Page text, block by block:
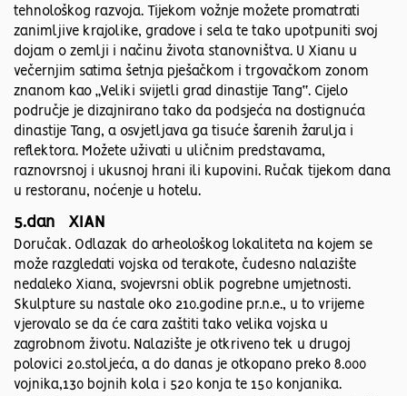
tehnološkog razvoja. Tijekom vožnje možete promatrati
zanimljive krajolike, gradove i sela te tako upotpuniti svoj
dojam o zemlji i načinu života stanovništva. U Xianu u
večernjim satima šetnja pješačkom i trgovačkom zonom
znanom kao „Veliki svijetli grad dinastije Tang“. Cijelo
područje je dizajnirano tako da podsjeća na dostignuća
dinastije Tang, a osvjetljava ga tisuće šarenih žarulja i
reflektora. Možete uživati u uličnim predstavama,
raznovrsnoj i ukusnoj hrani ili kupovini. Ručak tijekom dana
u restoranu, noćenje u hotelu.
5.dan XIAN
Doručak. Odlazak do arheološkog lokaliteta na kojem se
može razgledati vojska od terakote, čudesno nalazište
nedaleko Xiana, svojevrsni oblik pogrebne umjetnosti.
Skulpture su nastale oko 210.godine pr.n.e., u to vrijeme
vjerovalo se da će cara zaštiti tako velika vojska u
zagrobnom životu. Nalazište je otkriveno tek u drugoj
polovici 20.stoljeća, a do danas je otkopano preko 8.000
vojnika,130 bojnih kola i 520 konja te 150 konjanika.